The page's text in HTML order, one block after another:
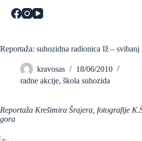
Reportaža: suhozidna radionica Iž – svibanj
kravosas
18/06/2010
radne akcije, škola suhozida
Reportaža Krešimira Šrajera, fotografije
gora